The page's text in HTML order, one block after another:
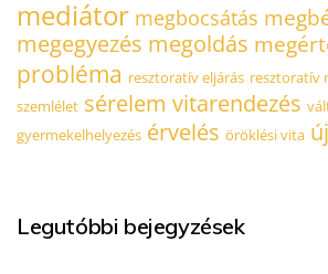
mediátor megbocsátás
megegyezés megoldás
probléma resztoratív eljárás resztoratív
szemlélet sérelem vitarendezés
gyermekelhelyezés érvelés öröklési vita
Legutóbbi bejegyzések